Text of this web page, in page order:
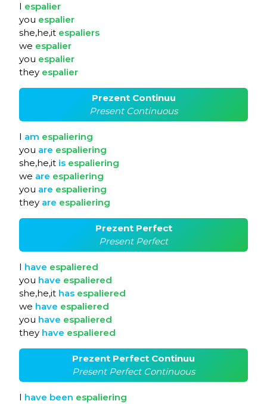
I espalier
you espalier
she,he,it espaliers
we espalier
you espalier
they espalier
Prezent Continuu
Present Continuous
I am espaliering
you are espaliering
she,he,it is espaliering
we are espaliering
you are espaliering
they are espaliering
Prezent Perfect
Present Perfect
I have espaliered
you have espaliered
she,he,it has espaliered
we have espaliered
you have espaliered
they have espaliered
Prezent Perfect Continuu
Present Perfect Continuous
I have been espaliering